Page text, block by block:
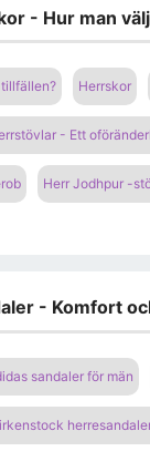
- Hur man
Herrskor
- Ett
Herr Jodhpur -
- Komfort
sandaler för män